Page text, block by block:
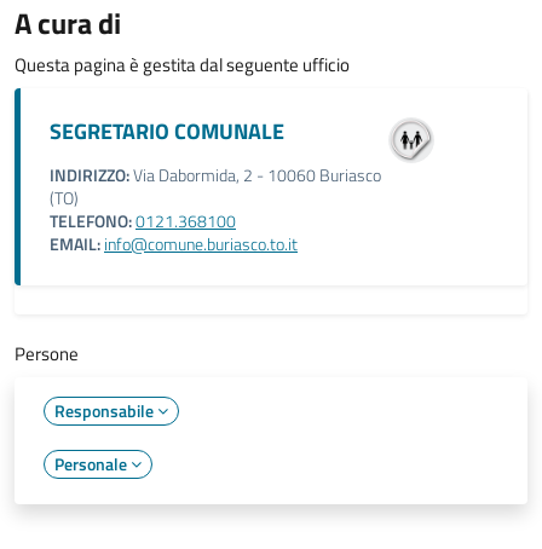
A cura di
Questa pagina è gestita dal seguente ufficio
SEGRETARIO COMUNALE
INDIRIZZO:Via Dabormida, 2 - 10060 Buriasco
(TO)
TELEFONO:0121.368100
EMAIL:info@comune.buriasco.to.it
Persone
Responsabile
Personale